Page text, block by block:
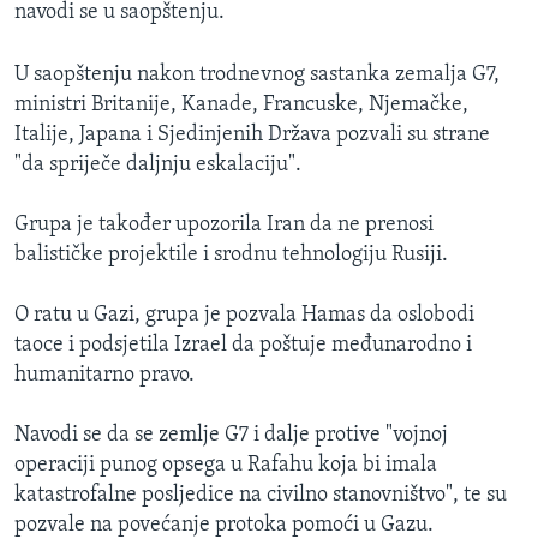
navodi se u saopštenju.
U saopštenju nakon trodnevnog sastanka zemalja G7,
ministri Britanije, Kanade, Francuske, Njemačke,
Italije, Japana i Sjedinjenih Država pozvali su strane
"da spriječe daljnju eskalaciju".
Grupa je također upozorila Iran da ne prenosi
balističke projektile i srodnu tehnologiju Rusiji.
O ratu u Gazi, grupa je pozvala Hamas da oslobodi
taoce i podsjetila Izrael da poštuje međunarodno i
humanitarno pravo.
Navodi se da se zemlje G7 i dalje protive "vojnoj
operaciji punog opsega u Rafahu koja bi imala
katastrofalne posljedice na civilno stanovništvo", te su
pozvale na povećanje protoka pomoći u Gazu.